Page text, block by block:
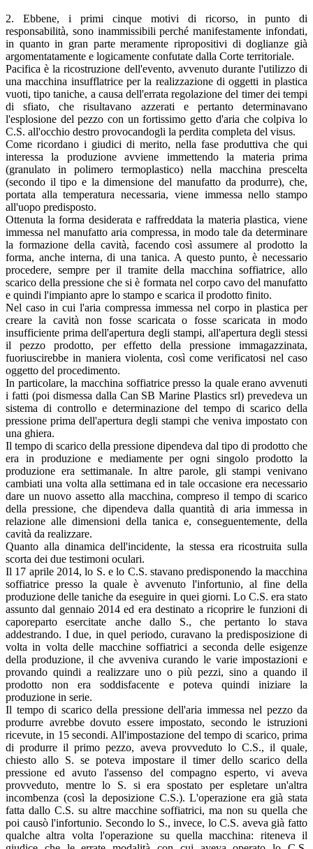
2. Ebbene, i primi cinque motivi di ricorso, in punto di
responsabilità, sono inammissibili perché manifestamente infondati,
in quanto in gran parte meramente ripropositivi di doglianze già
argomentatamente e logicamente confutate dalla Corte territoriale.
Pacifica è la ricostruzione dell'evento, avvenuto durante l'utilizzo di
una macchina insufflatrice per la realizzazione di oggetti in plastica
vuoti, tipo taniche, a causa dell'errata regolazione del timer dei tempi
di sfiato, che risultavano azzerati e pertanto determinavano
l'esplosione del pezzo con un fortissimo getto d'aria che colpiva lo
C.S. all'occhio destro provocandogli la perdita completa del visus.
Come ricordano i giudici di merito, nella fase produttiva che qui
interessa la produzione avviene immettendo la materia prima
(granulato in polimero termo­plastico) nella macchina prescelta
(secondo il tipo e la dimensione del manufatto da produrre), che,
portata alla temperatura necessaria, viene immessa nello stampo
all'uopo predisposto.
Ottenuta la forma desiderata e raffreddata la materia plastica, viene
immessa nel manufatto aria compressa, in modo tale da determinare
la formazione della cavità, facendo così assumere al prodotto la
forma, anche interna, di una tanica. A questo punto, è necessario
procedere, sempre per il tramite della macchina soffiatrice, allo
scarico della pressione che si è formata nel corpo cavo del manufatto
e quindi l'impianto apre lo stampo e scarica il prodotto finito.
Nel caso in cui l'aria compressa immessa nel corpo in plastica per
creare la cavità non fosse scaricata o fosse scaricata in modo
insufficiente prima dell'apertura degli stampi, all'apertura degli stessi
il pezzo prodotto, per effetto della pressione immagazzinata,
fuoriuscirebbe in maniera violenta, così come verificatosi nel caso
oggetto del procedimento.
In particolare, la macchina soffiatrice presso la quale erano avvenuti
i fatti (poi dismessa dalla Can SB Marine Plastics srl) prevedeva un
sistema di controllo e determinazione del tempo di scarico della
pressione prima dell'apertura degli stampi che veniva impostato con
una ghiera.
Il tempo di scarico della pressione dipendeva dal tipo di prodotto che
era in produzione e mediamente per ogni singolo prodotto la
produzione era settimanale. In altre parole, gli stampi venivano
cambiati una volta alla settimana ed in tale occasione era necessario
dare un nuovo assetto alla macchina, compreso il tempo di scarico
della pressione, che dipendeva dalla quantità di aria immessa in
relazione alle dimensioni della tanica e, conseguentemente, della
cavità da realizzare.
Quanto alla dinamica dell'incidente, la stessa era ricostruita sulla
scorta dei due testimoni oculari.
Il 17 aprile 2014, lo S. e lo C.S. stavano predisponendo la macchina
soffiatrice presso la quale è avvenuto l'infortunio, al fine della
produzione delle taniche da eseguire in quei giorni. Lo C.S. era stato
assunto dal gennaio 2014 ed era destinato a ricoprire le funzioni di
caporeparto esercitate anche dallo S., che pertanto lo stava
addestrando. I due, in quel periodo, curavano la predisposizione di
volta in volta delle macchine soffiatrici a seconda delle esigenze
della produzione, il che avveniva curando le varie impostazioni e
provando quindi a realizzare uno o più pezzi, sino a quando il
prodotto non era soddisfacente e poteva quindi iniziare la
produzione in serie.
Il tempo di scarico della pressione dell'aria immessa nel pezzo da
produrre avrebbe dovuto essere impostato, secondo le istruzioni
ricevute, in 15 secondi. All'impostazione del tempo di scarico, prima
di produrre il primo pezzo, aveva provveduto lo C.S., il quale,
chiesto allo S. se poteva impostare il timer dello scarico della
pressione ed avuto l'assenso del compagno esperto, vi aveva
provveduto, mentre lo S. si era spostato per espletare un'altra
incombenza (così la deposizione C.S.). L'operazione era già stata
fatta dallo C.S. su altre macchine soffiatrici, ma non su quella che
poi causò l'infortunio. Secondo lo S., invece, lo C.S. aveva già fatto
qualche altra volta l'operazione su quella macchina: riteneva il